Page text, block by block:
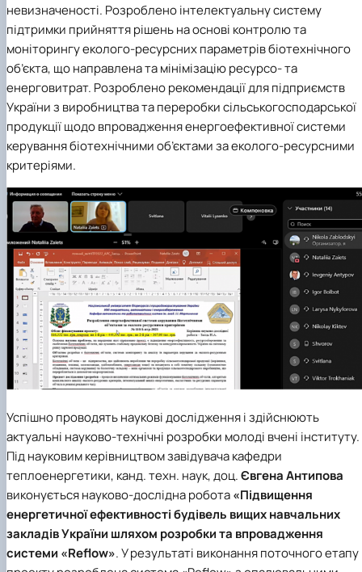
невизначеності. Розроблено інтелектуальну систему
підтримки прийняття рішень на основі контролю та
моніторингу еколого-ресурсних параметрів біотехнічного
об’єкта, що направлена та мінімізацію ресурсо- та
енерговитрат. Розроблено рекомендації для підприємств
України з виробництва та переробки сільськогосподарської
продукції щодо впровадження енергоефективної системи
керування біотехнічними об’єктами за еколого-ресурсними
критеріями.
Успішно проводять наукові дослідження і здійснюють
актуальні науково-технічні розробки молоді вчені інституту.
Під науковим керівництвом завідувачакафедри
теплоенергетики, канд. техн. наук, доц.Євгена Антипова
виконується науково-дослідна робота«Підвищення
енергетичної ефективності будівель вищих навчальних
закладів України шляхом розробки та впровадження
системи «Reflow». У результаті виконання поточного етапу